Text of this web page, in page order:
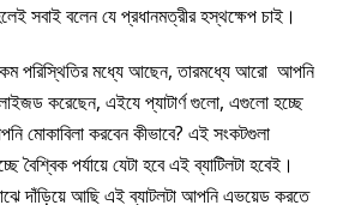
সবাই বলেন যে প্রধানমত্রীর হস্থক্ষেপ চাই।
পরিস্থিতির মধ্যে আছেন, তারমধ্যে আরো আপনি
করেছেন, এইযে প্যাটার্ণ গুলো, এগুলো হচ্ছে
মোকাবিলা করবেন কীভাবে? এই সংকটগুলা
বৈশ্বিক পর্যায়ে যেটা হবে এই ব্যাটিলটা হবেই।
দাঁড়িয়ে আছি এই ব্যাটলটা আপনি এভয়েড করতে